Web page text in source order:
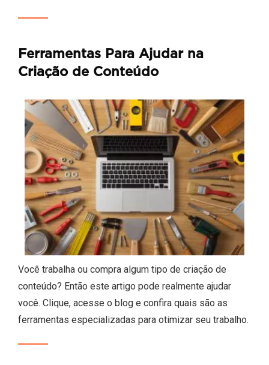
Ferramentas Para Ajudar na
Criação de Conteúdo
Você trabalha ou compra algum tipo de criação de
conteúdo? Então este artigo pode realmente ajudar
você. Clique, acesse o blog e confira quais são as
ferramentas especializadas para otimizar seu trabalho.